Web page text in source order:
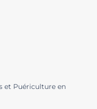
et Puériculture en